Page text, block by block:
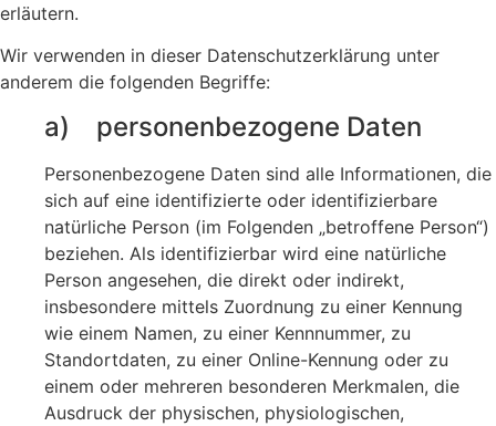
erläutern.
Wir verwenden in dieser Datenschutzerklärung unter
anderem die folgenden Begriffe:
a) personenbezogene Daten
Personenbezogene Daten sind alle Informationen, die
sich auf eine identifizierte oder identifizierbare
natürliche Person (im Folgenden „betroffene Person“)
beziehen. Als identifizierbar wird eine natürliche
Person angesehen, die direkt oder indirekt,
insbesondere mittels Zuordnung zu einer Kennung
wie einem Namen, zu einer Kennnummer, zu
Standortdaten, zu einer Online-Kennung oder zu
einem oder mehreren besonderen Merkmalen, die
Ausdruck der physischen, physiologischen,